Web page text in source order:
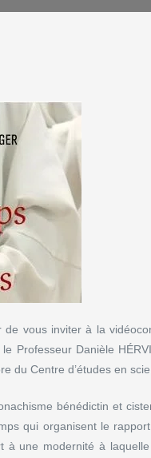
de vous inviter à la
Professeur Danièle
du Centre d’études en
bénédictin et
qui organisent le
à une modernité à